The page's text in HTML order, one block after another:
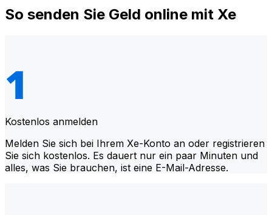
So senden Sie Geld online mit Xe
Kostenlos anmelden
Melden Sie sich bei Ihrem Xe-Konto an oder registrieren
Sie sich kostenlos. Es dauert nur ein paar Minuten und
alles, was Sie brauchen, ist eine E-Mail-Adresse.